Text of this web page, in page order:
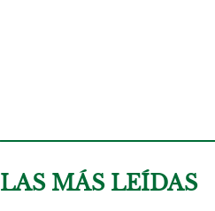
LAS MÁS LEÍDAS